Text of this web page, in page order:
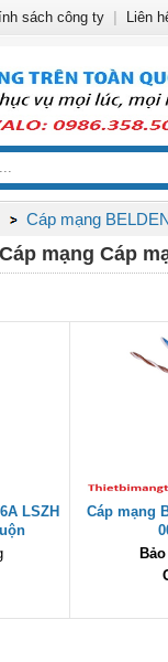
Cáp mạng
mạng Cáp
LSZH
Cáp mạng
sách công ty Liên